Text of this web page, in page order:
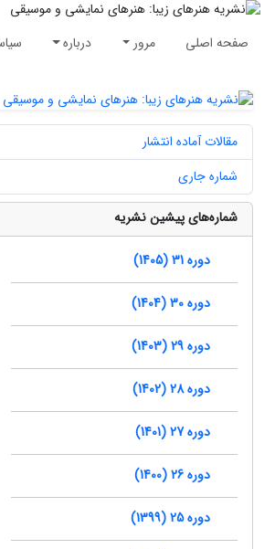
صفحه اصلی مرور درباره
مقالات آماده انتشار
شماره جاری
شماره‌های پیشین نشریه
دوره 31 (1405)
دوره 30 (1404)
دوره 29 (1403)
دوره 28 (1402)
دوره 27 (1401)
دوره 26 (1400)
دوره 25 (1399)